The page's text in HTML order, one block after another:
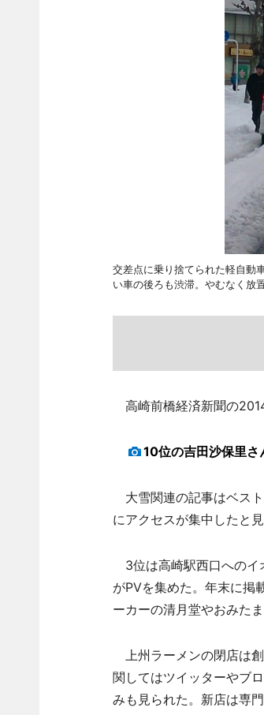
交差点に乗り捨てられた軽自動
い車の後ろも渋滞。やむなく放
高崎前橋経済新聞の
10位の吉田沙保里
大雪関連の記事はベス
にアクセスが集中したと見
3位は高崎駅西口へのイ
がPVを集めた。年末に掲
ーカーの清月堂やおみた
上州ラーメンの閉店は
関してはツイッターやブ
みも見られた。新店は専